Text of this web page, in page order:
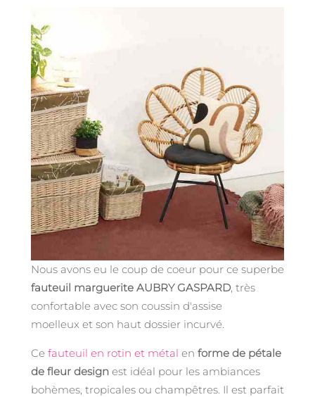
Nous avons eu le coup de coeur pour ce superbe
fauteuil marguerite AUBRY GASPARD, très
confortable avec son coussin d'assise
moelleux et son haut dossier incurvé.
Ce fauteuil en rotin et métal en forme de pétale
de fleur design est idéal pour les ambiances
bohèmes, tropicales ou champêtres. Il est parfait